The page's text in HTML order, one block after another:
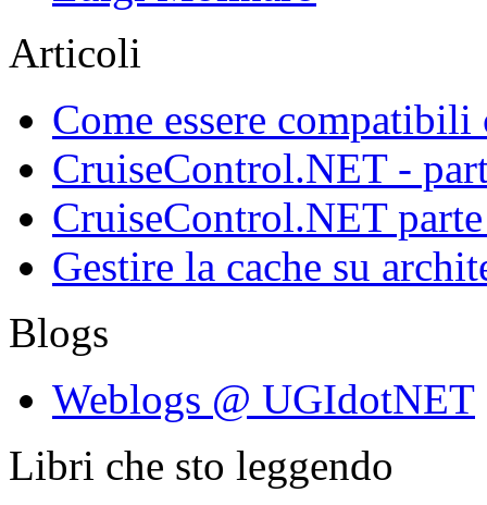
Articoli
Come essere
CruiseControl.NET -
CruiseControl.NET
Gestire la cache su
Blogs
Weblogs @ UGIdotNET
Libri che sto leggendo